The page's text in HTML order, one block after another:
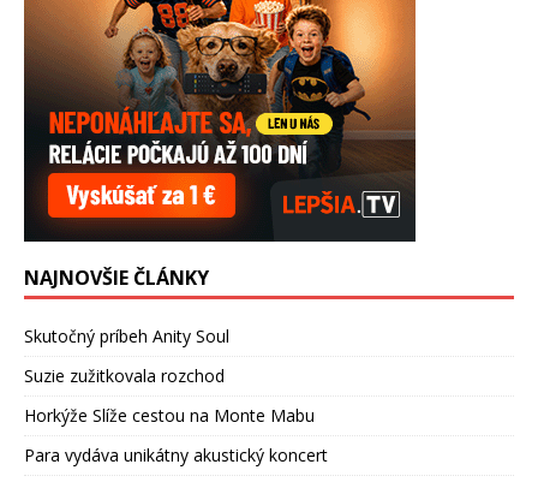
NAJNOVŠIE ČLÁNKY
Skutočný príbeh Anity Soul
Suzie zužitkovala rozchod
Horkýže Slíže cestou na Monte Mabu
Para vydáva unikátny akustický koncert